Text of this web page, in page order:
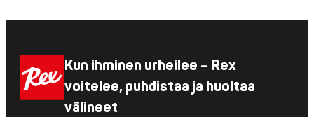
Kun ihminen urheilee – Rex
voitelee, puhdistaa ja huoltaa
välineet